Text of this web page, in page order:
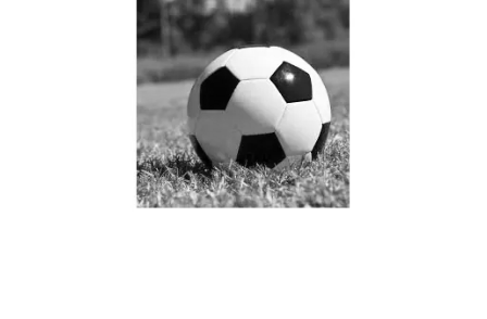
金年会湖人对阵鹈鹕精彩
全场录像回放及赛后分析
分享